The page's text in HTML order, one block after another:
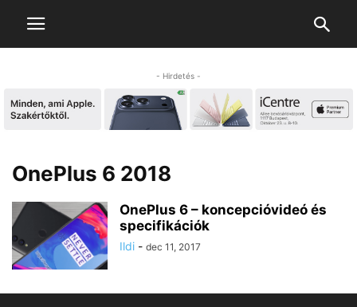
- Hirdetés -
OnePlus 6 2018
OnePlus 6 – koncepcióvideó és
specifikációk
Ildi - dec 11, 2017